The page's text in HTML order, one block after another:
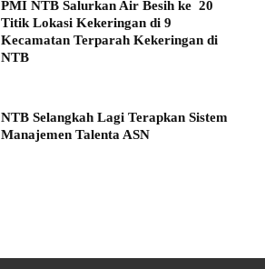
PMI NTB Salurkan Air Besih ke 20
Titik Lokasi Kekeringan di 9
Kecamatan Terparah Kekeringan di
NTB
NTB Selangkah Lagi Terapkan Sistem
Manajemen Talenta ASN